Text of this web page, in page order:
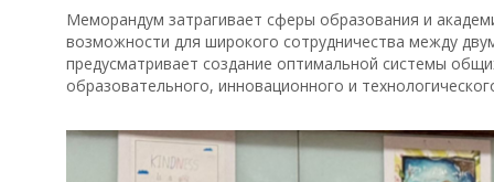
‎Меморандум затрагивает сферы образования и
возможности для широкого сотрудничества между
предусматривает создание оптимальной системы
образовательного, инновационного и